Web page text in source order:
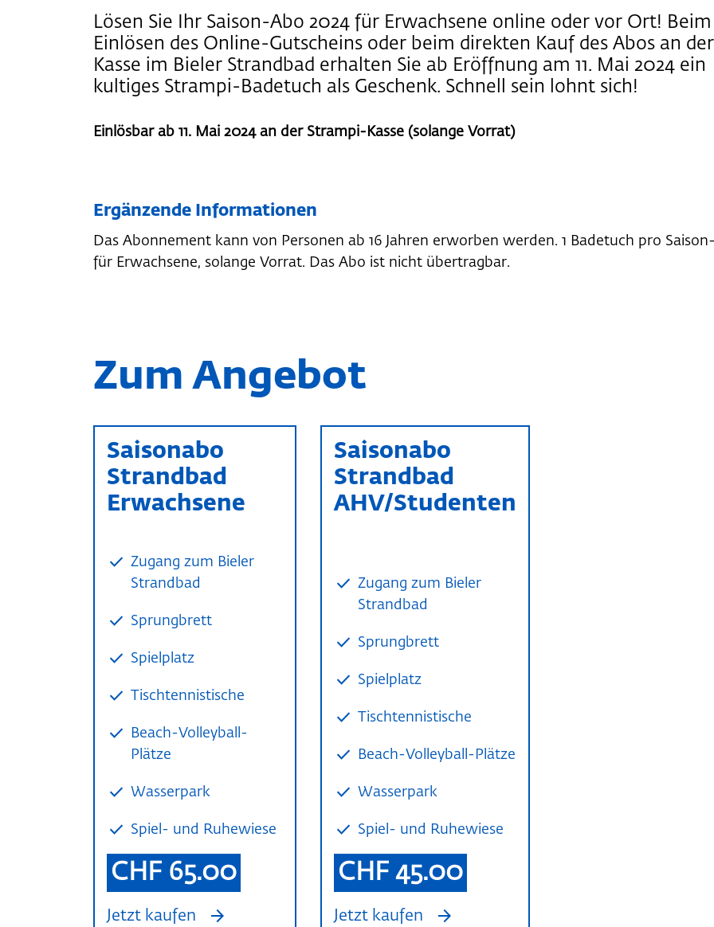
Lösen Sie Ihr Saison-Abo 2024 für Erwachsene online oder vor Ort! Beim
Einlösen des Online-Gutscheins oder beim direkten Kauf des Abos an der
Kasse im Bieler Strandbad erhalten Sie ab Eröffnung am 11. Mai 2024 ein
kultiges Strampi-Badetuch als Geschenk. Schnell sein lohnt sich!
Einlösbar ab 11. Mai 2024 an der Strampi-Kasse (solange Vorrat)
Ergänzende Informationen
Das Abonnement kann von Personen ab 16 Jahren erworben werden. 1 Badetuch pro
für Erwachsene, solange Vorrat. Das Abo ist nicht übertragbar.
Zum Angebot
Saisonabo
Strandbad
Erwachsene
Zugang zum Bieler
Strandbad
Sprungbrett
Spielplatz
Tischtennistische
Beach-Volleyball-
Plätze
Wasserpark
Spiel- und Ruhewiese
CHF 65.00
Jetzt kaufen arrow_forward
Saisonabo
Strandbad
AHV/Studenten
Zugang zum Bieler
Strandbad
Sprungbrett
Spielplatz
Tischtennistische
Beach-Volleyball-Plätze
Wasserpark
Spiel- und Ruhewiese
CHF 45.00
Jetzt kaufen arrow_forward